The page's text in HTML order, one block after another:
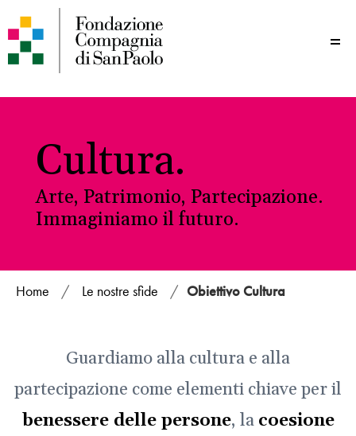
Cultura.
Arte, Patrimonio, Partecipazione.
Immaginiamo il futuro.
Home / Le nostre sfide / Obiettivo Cultura
Guardiamo alla cultura e alla
partecipazione come elementi chiave per il
benessere delle persone, la coesione